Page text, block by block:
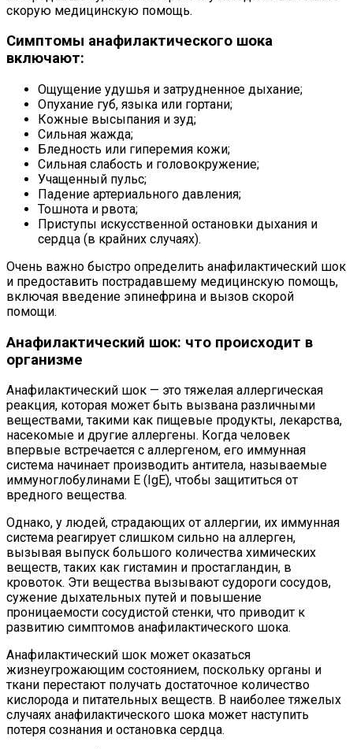
скорую медицинскую помощь.
Симптомы анафилактического шока
включают:
Ощущение удушья и затрудненное дыхание;
Опухание губ, языка или гортани;
Кожные высыпания и зуд;
Сильная жажда;
Бледность или гиперемия кожи;
Сильная слабость и головокружение;
Учащенный пульс;
Падение артериального давления;
Тошнота и рвота;
Приступы искусственной остановки дыхания и
сердца (в крайних случаях).
Очень важно быстро определить анафилактический шок
и предоставить пострадавшему медицинскую помощь,
включая введение эпинефрина и вызов скорой
помощи.
Анафилактический шок: что происходит в
организме
Анафилактический шок — это тяжелая аллергическая
реакция, которая может быть вызвана различными
веществами, такими как пищевые продукты, лекарства,
насекомые и другие аллергены. Когда человек
впервые встречается с аллергеном, его иммунная
система начинает производить антитела, называемые
иммуноглобулинами E (IgE), чтобы защититься от
вредного вещества.
Однако, у людей, страдающих от аллергии, их иммунная
система реагирует слишком сильно на аллерген,
вызывая выпуск большого количества химических
веществ, таких как гистамин и простагландин, в
кровоток. Эти вещества вызывают судороги сосудов,
сужение дыхательных путей и повышение
проницаемости сосудистой стенки, что приводит к
развитию симптомов анафилактического шока.
Анафилактический шок может оказаться
жизнеугрожающим состоянием, поскольку органы и
ткани перестают получать достаточное количество
кислорода и питательных веществ. В наиболее тяжелых
случаях анафилактического шока может наступить
потеря сознания и остановка сердца.